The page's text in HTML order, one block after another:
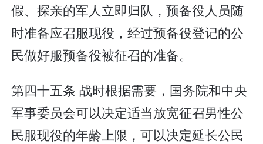
假、探亲的军人立即归队，预备役人员随
时准备应召服现役，经过预备役登记的公
民做好服预备役被征召的准备。
第四十五条 战时根据需要，国务院和中央
军事委员会可以决定适当放宽征召男性公
民服现役的年龄上限，可以决定延长公民